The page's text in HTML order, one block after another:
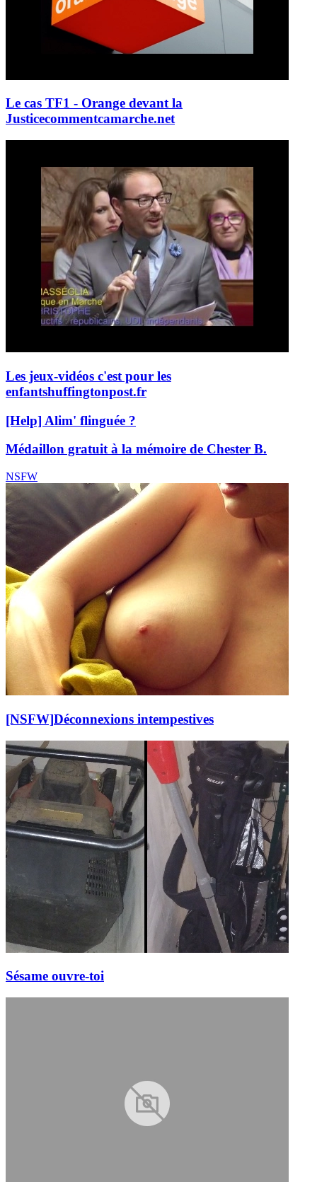
Le cas TF1 - Orange devant la
Justicecommentcamarche.net
Les jeux-vidéos c'est pour les
enfantshuffingtonpost.fr
[Help] Alim' flinguée ?
Médaillon gratuit à la mémoire de Chester B.
NSFW
[NSFW]Déconnexions intempestives
Sésame ouvre-toi